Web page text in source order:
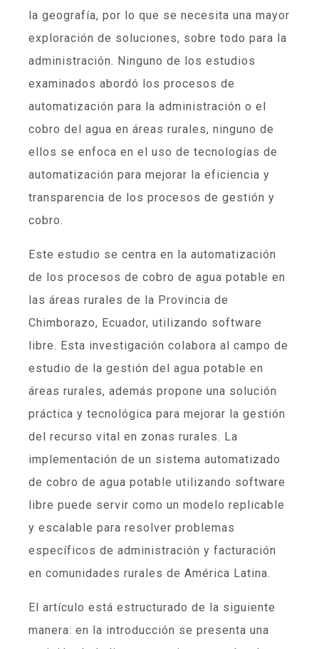
la geografía, por lo que se necesita una mayor
exploración de soluciones, sobre todo para la
administración. Ninguno de los estudios
examinados abordó los procesos de
automatización para la administración o el
cobro del agua en áreas rurales, ninguno de
ellos se enfoca en el uso de tecnologías de
automatización para mejorar la eficiencia y
transparencia de los procesos de gestión y
cobro.
Este estudio se centra en la automatización
de los procesos de cobro de agua potable en
las áreas rurales de la Provincia de
Chimborazo, Ecuador, utilizando software
libre. Esta investigación colabora al campo de
estudio de la gestión del agua potable en
áreas rurales, además propone una solución
práctica y tecnológica para mejorar la gestión
del recurso vital en zonas rurales. La
implementación de un sistema automatizado
de cobro de agua potable utilizando software
libre puede servir como un modelo replicable
y escalable para resolver problemas
específicos de administración y facturación
en comunidades rurales de América Latina.
El artículo está estructurado de la siguiente
manera: en la introducción se presenta una